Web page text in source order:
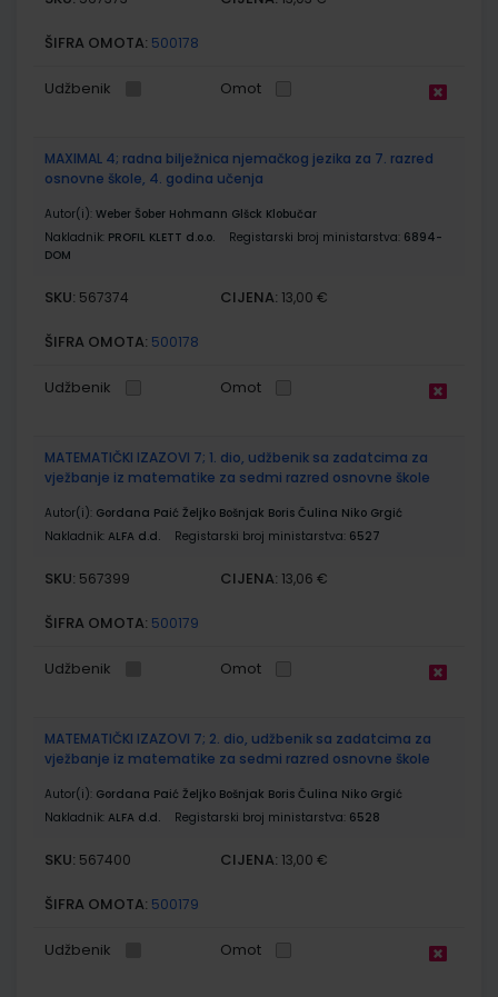
ŠIFRA OMOTA: 500178
Udžbenik Omot
MAXIMAL 4; radna bilježnica njemačkog jezika za 7. razred
osnovne škole, 4. godina učenja
Autor(i): Weber Šober Hohmann Glšck Klobučar
Nakladnik: PROFIL KLETT d.o.o. Registarski broj ministarstva: 6894-
DOM
SKU: 567374 CIJENA: 13,00 €
ŠIFRA OMOTA: 500178
Udžbenik Omot
MATEMATIČKI IZAZOVI 7; 1. dio, udžbenik sa zadatcima za
vježbanje iz matematike za sedmi razred osnovne škole
Autor(i): Gordana Paić Željko Bošnjak Boris Čulina Niko Grgić
Nakladnik: ALFA d.d. Registarski broj ministarstva: 6527
SKU: 567399 CIJENA: 13,06 €
ŠIFRA OMOTA: 500179
Udžbenik Omot
MATEMATIČKI IZAZOVI 7; 2. dio, udžbenik sa zadatcima za
vježbanje iz matematike za sedmi razred osnovne škole
Autor(i): Gordana Paić Željko Bošnjak Boris Čulina Niko Grgić
Nakladnik: ALFA d.d. Registarski broj ministarstva: 6528
SKU: 567400 CIJENA: 13,00 €
ŠIFRA OMOTA: 500179
Udžbenik Omot